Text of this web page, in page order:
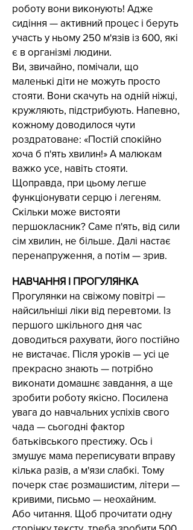
роботу вони виконують! Адже
сидіння — активний процес і беруть
участь у ньому 250 м'язів із 600, які
є в організмі людини.
Ви, звичайно, помічали, що
маленькі діти не можуть просто
стояти. Вони скачуть на одній ніжці,
кружляють, підстрибують. Напевно,
кожному доводилося чути
роздратоване: «Постій спокійно
хоча б п'ять хвилин!» А малюкам
важко усе, навіть стояти.
Щоправда, при цьому легше
функціонувати серцю і легеням.
Скільки може вистояти
першокласник? Саме п'ять, від сили
сім хвилин, не більше. Далі настає
перенапруження, а потім — зрив.
НАВЧАННЯ І ПРОГУЛЯНКА
Прогулянки на свіжому повітрі —
найсильніші ліки від перевтоми. Із
першого шкільного дня час
доводиться рахувати, його постійно
не вистачає. Після уроків — усі це
прекрасно знають — потрібно
виконати домашнє завдання, а ще
зробити роботу якісно. Посилена
увага до навчальних успіхів свого
чада — сьогодні фактор
батьківського престижу. Ось і
змушує мама переписувати вправу
кілька разів, а м'язи слабкі. Тому
почерк стає розмашистим, літери —
кривими, письмо — неохайним.
Або читання. Щоб прочитати одну